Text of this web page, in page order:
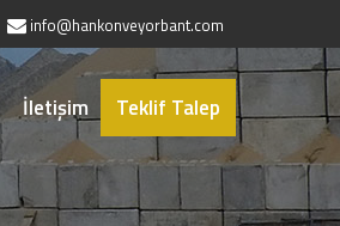
info@hankonveyorbant.com
İletişim Teklif Talep